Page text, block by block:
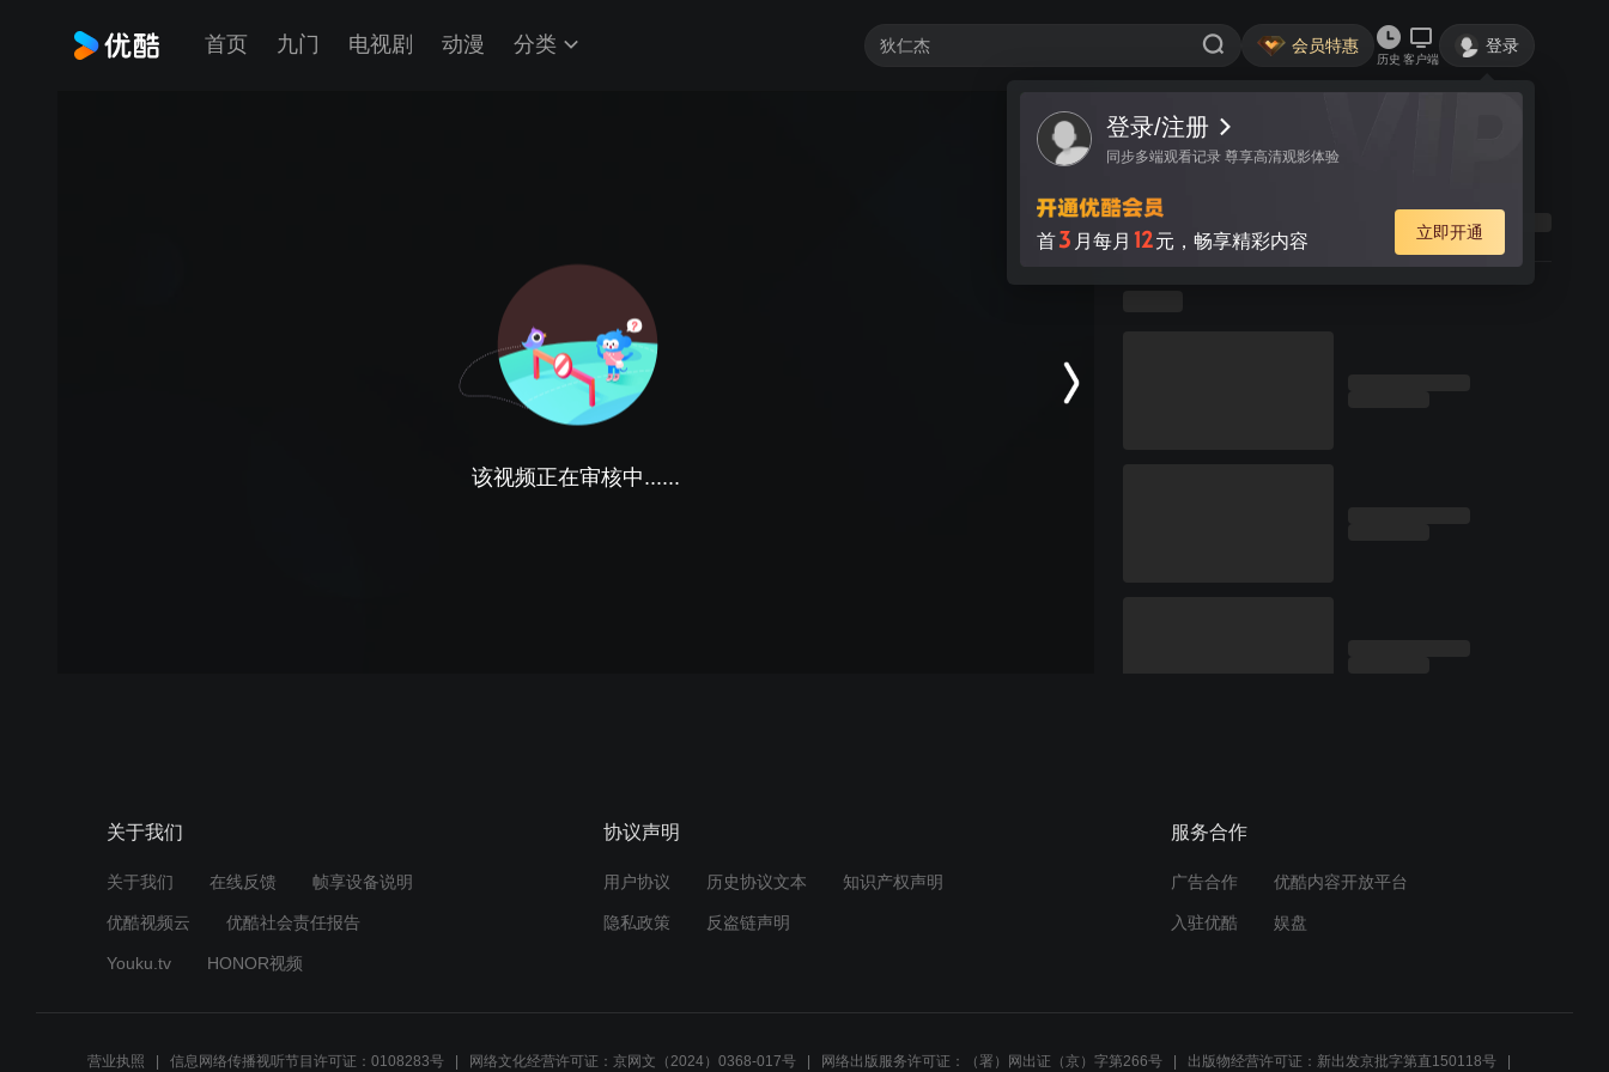
首页 九门 电视剧 动漫 分类 会员特惠
历史 客户端
登录
登录/注册
同步多端观看记录 尊享高清观影体验
首3 月每月 12元，畅享精彩内容 立即开通
该视频正在审核中......
关于我们
关于我们 在线反馈 帧享设备说明
优酷视频云 优酷社会责任报告
Youku.tv HONOR视频
协议声明
用户协议 历史协议文本 知识产权声明
隐私政策 反盗链声明
服务合作
广告合作 优酷内容开放平台
入驻优酷 娱盘
营业执照 信息网络传播视听节目许可证：0108283号 网络文化经营许可证：京网文（2024）0368-017号 网络出版服务许可证：（署）网出证（京）字第266号 出版物经营许可证：新出发京批字第直150118号